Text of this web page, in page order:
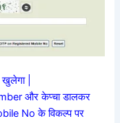
खुलेगा
और केप्चा डालकर
No के विकल्प पर